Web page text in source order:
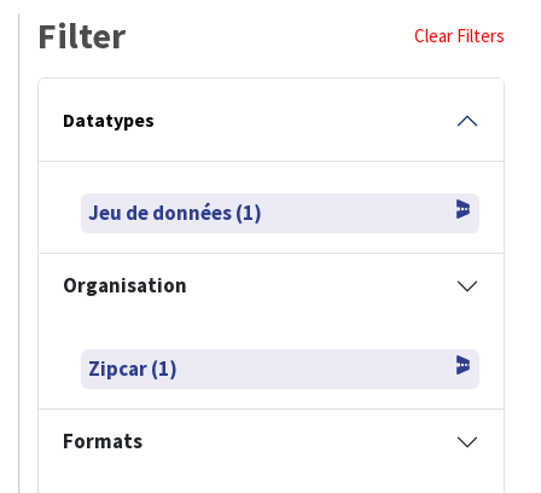
Filter Clear Filters
Datatypes
Jeu de données (1)
Organisation
Zipcar (1)
Formats